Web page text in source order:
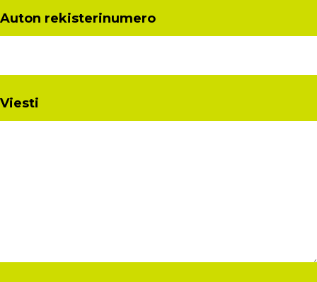
Auton rekisterinumero
Viesti